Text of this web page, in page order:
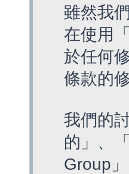
雖然我
在使用
於任何
條款的
我們的
的」、
Group